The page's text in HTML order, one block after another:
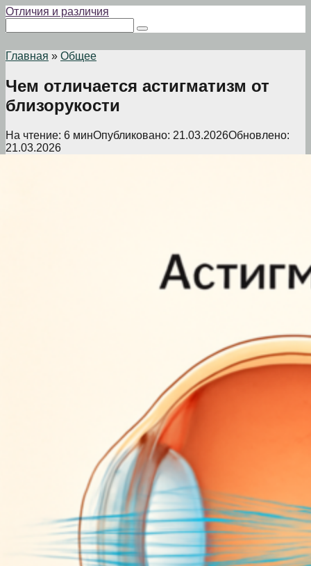
Перейти
контенту
Отличия и различия
Главная » Общее
Чем отличается астигматизм от
близорукости
На чтение: 6 минОпубликовано: 21.03.2026Обновлено:
21.03.2026